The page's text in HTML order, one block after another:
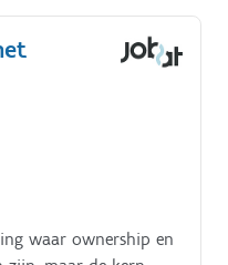
waar ownership en